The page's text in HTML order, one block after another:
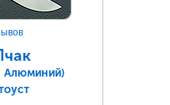
Алюминий)